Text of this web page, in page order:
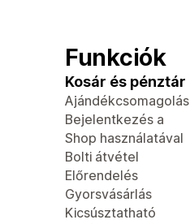
Funkciók
Kosár és pénztár
Ajándékcsomagolás
Bejelentkezés a
Shop használatával
Bolti átvétel
Előrendelés
Gyorsvásárlás
Kicsúsztatható